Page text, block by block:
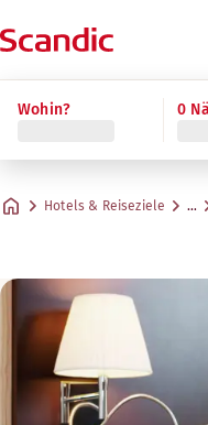
Wohin? 0
Hotels & Reiseziele …